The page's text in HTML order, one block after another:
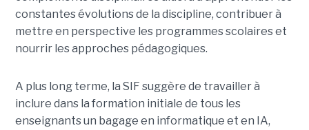
constantes évolutions de la discipline, contribuer à
mettre en perspective les programmes scolaires et
nourrir les approches pédagogiques.
A plus long terme, la SIF suggère de travailler à
inclure dans la formation initiale de tous les
enseignants un bagage en informatique et en IA,